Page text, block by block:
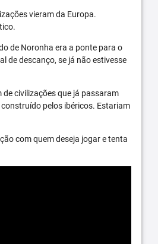
vieram da Europa.
de Noronha era a ponte para o
de descanço, se já não estivesse
civilizações que já passaram
pelos ibéricos. Estariam
com quem deseja jogar e tenta